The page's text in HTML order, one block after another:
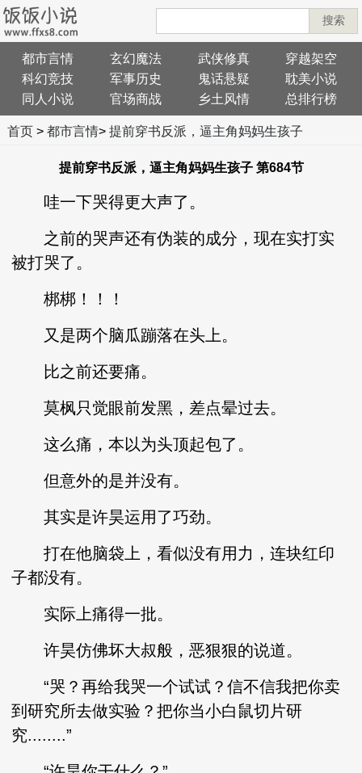
搜索
都市言情 玄幻魔法 武侠修真
穿越架空
科幻竞技
军事历史 鬼话悬疑
耽美小说
同人小说
官场商战 乡土风情 总排行榜
首页> 都市言情> 提前穿书反派，逼主角妈妈生孩子
提前穿书反派，逼主角妈妈生孩子 第684节
哇一下哭得更大声了。
之前的哭声还有伪装的成分，现在实打实
被打哭了。
梆梆！！！
又是两个脑瓜蹦落在头上。
比之前还要痛。
莫枫只觉眼前发黑，差点晕过去。
这么痛，本以为头顶起包了。
但意外的是并没有。
其实是许昊运用了巧劲。
打在他脑袋上，看似没有用力，连块红印
子都没有。
实际上痛得一批。
许昊仿佛坏大叔般，恶狠狠的说道。
“哭？再给我哭一个试试？信不信我把你卖
到研究所去做实验？把你当小白鼠切片研
究........”